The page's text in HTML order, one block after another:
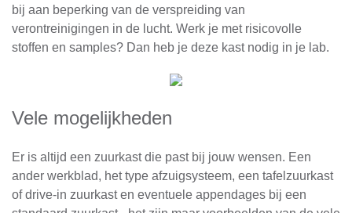
bij aan beperking van de verspreiding van
verontreinigingen in de lucht. Werk je met risicovolle
stoffen en samples? Dan heb je deze kast nodig in je lab.
Vele mogelijkheden
Er is altijd een zuurkast die past bij jouw wensen. Een
ander werkblad, het type afzuigsysteem, een tafelzuurkast
of drive-in zuurkast en eventuele appendages bij een